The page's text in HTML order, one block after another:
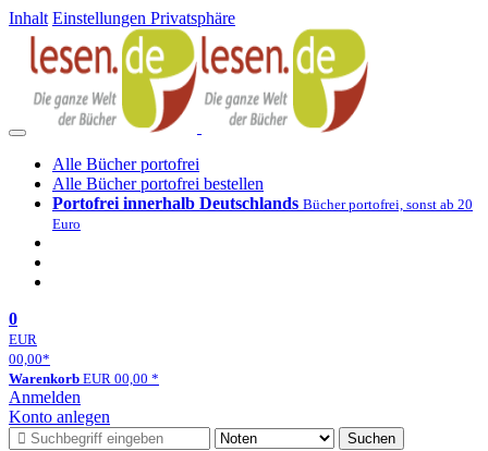
Inhalt Einstellungen Privatsphäre
Alle Bücher portofrei
Alle Bücher portofrei bestellen
Portofrei innerhalb Deutschlands Bücher portofrei, sonst ab 20
Euro
0
EUR
00,00*
Warenkorb EUR 00,00 *
Anmelden
Konto anlegen
Suchen